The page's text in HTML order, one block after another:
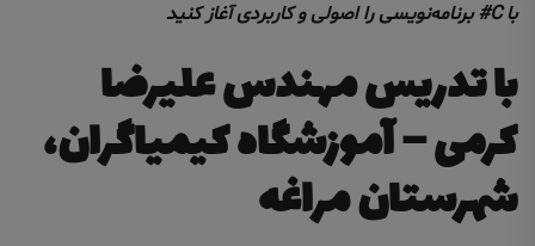
با C# برنامه‌نویسی را اصولی و کاربردی آغاز کنید
با تدریس مهندس علیرضا
کرمی – آموزشگاه کیمیاگران،
شهرستان مراغه